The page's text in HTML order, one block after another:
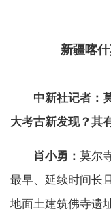
新疆喀什
中新社记者：
大考古新发现？其
肖小勇： 莫尔
最早、延续时间长
地面土建筑佛寺遗